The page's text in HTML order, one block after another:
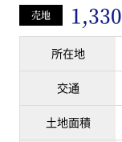
売地 1,330
所在地
交通
土地面積